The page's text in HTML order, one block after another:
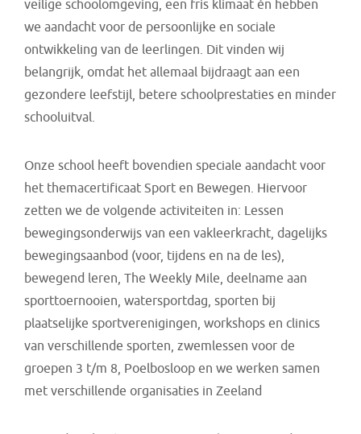
veilige schoolomgeving, een fris klimaat én hebben
we aandacht voor de persoonlijke en sociale
ontwikkeling van de leerlingen. Dit vinden wij
belangrijk, omdat het allemaal bijdraagt aan een
gezondere leefstijl, betere schoolprestaties en minder
schooluitval.
Onze school heeft bovendien speciale aandacht voor
het themacertificaat Sport en Bewegen. Hiervoor
zetten we de volgende activiteiten in: Lessen
bewegingsonderwijs van een vakleerkracht, dagelijks
bewegingsaanbod (voor, tijdens en na de les),
bewegend leren, The Weekly Mile, deelname aan
sporttoernooien, watersportdag, sporten bij
plaatselijke sportverenigingen, workshops en clinics
van verschillende sporten, zwemlessen voor de
groepen 3 t/m 8, Poelbosloop en we werken samen
met verschillende organisaties in Zeeland